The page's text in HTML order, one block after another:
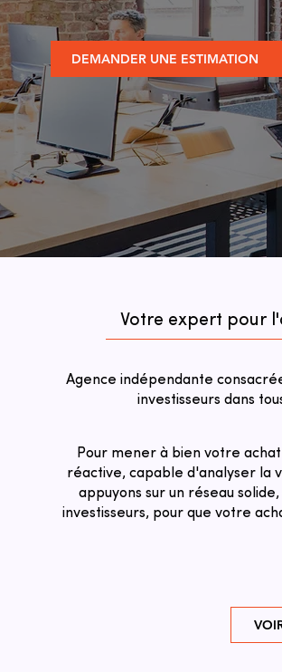
DEMANDER UNE ESTIMATION
Votre expert pour
Agence indépendante
investisseurs dans
Pour mener à bien votre
réactive, capable d'analyser la
appuyons sur un réseau
investisseurs, pour que votre